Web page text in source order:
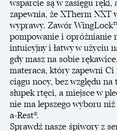
wsparcie są w zasięgu
zapewnia, że XTherm NXT
wyprawy. Zawór
pompowanie i opróżnianie
intuicyjny i łatwy w użyciu
gdy masz na sobie
materaca, który zapewni Ci
ciągu nocy, bez względu
słupek rtęci, a miejsce w
nie ma lepszego wyboru
a-Rest®.
Sprawdź nasze śpiwory z